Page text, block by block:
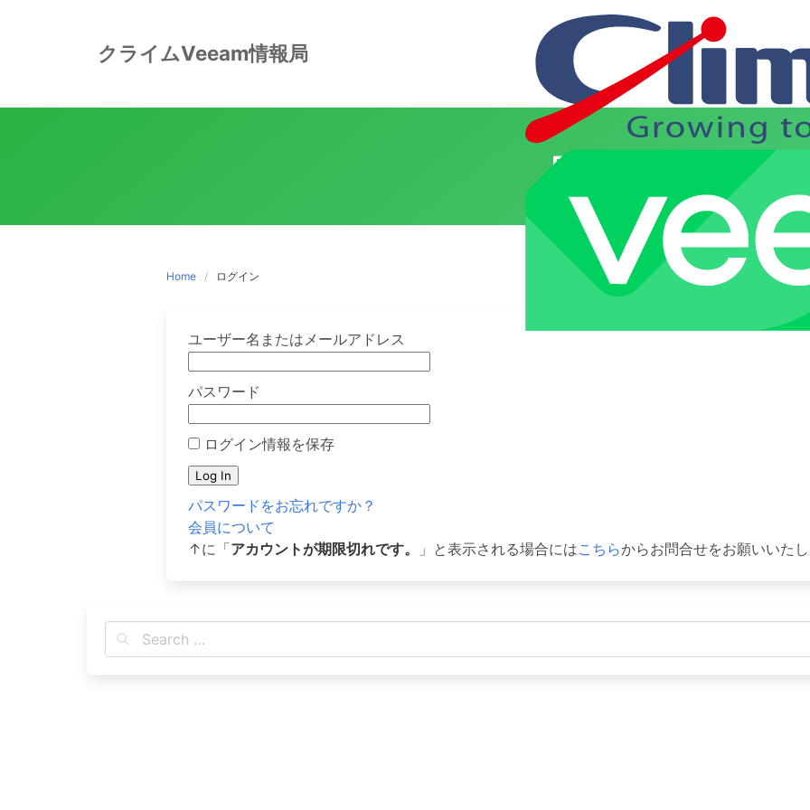
クライムVeeam情報局
ログイン
Home ログイン
ユーザー名またはメールアドレス
パスワード
ログイン情報を保存
パスワードをお忘れですか？
会員について
↑に「アカウントが期限切れです。 」と表示される場合にはこちらからお問合せをお願いいた